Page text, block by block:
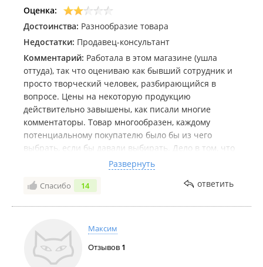
Оценка:
Достоинства: Разнообразие товара
Недостатки: Продавец-консультант
Комментарий: Работала в этом магазине (ушла
оттуда), так что оцениваю как бывший сотрудник и
просто творческий человек, разбирающийся в
вопросе. Цены на некоторую продукцию
действительно завышены, как писали многие
комментаторы. Товар многообразен, каждому
потенциальному покупателю было бы из чего
выбрать, если бы давали выбирать. Дело в том, что
главный продавец, а именно Маргарита,
совершенно не дает посетителям возможности
спокойно изучать товар самостоятельно. Не раз
осторожны. В случае её агрессивной
"консультации" не стесняйтесь, скажите, что хотите
сами выбрать то, что вам нужно, а за консультацией
обратитесь, когда сами захотите. Если вы
Развернуть
Спасибо 14 ответить
Максим
Отзывов 1